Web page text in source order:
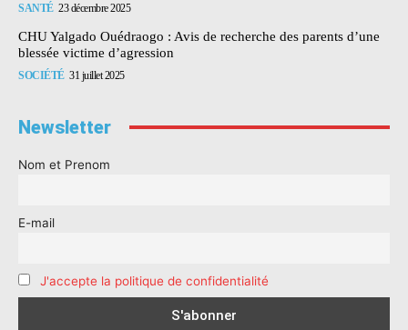
SANTÉ 23 décembre 2025
CHU Yalgado Ouédraogo : Avis de recherche des parents d’une
blessée victime d’agression
SOCIÉTÉ 31 juillet 2025
Newsletter
Nom et Prenom
E-mail
J'accepte la politique de confidentialité